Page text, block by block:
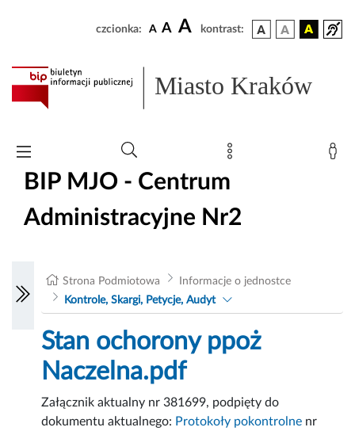
czcionka: A A A kontrast:
Miasto Kraków
BIP MJO - Centrum
Administracyjne Nr2
Strona Podmiotowa
Informacje o jednostce
Kontrole, Skargi, Petycje, Audyt
Stan ochorony ppoż
Naczelna.pdf
Załącznik aktualny nr 381699, podpięty do
dokumentu aktualnego: Protokoły pokontrolne nr